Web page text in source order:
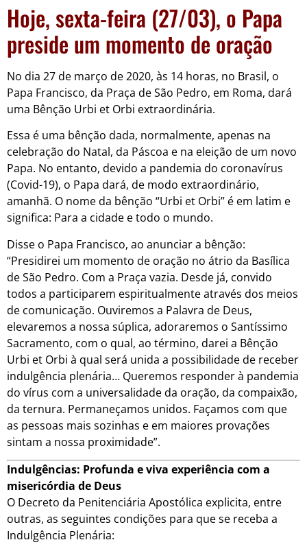
Hoje, sexta-feira (27/03), o Papa
preside um momento de oração
No dia 27 de março de 2020, às 14 horas, no Brasil, o
Papa Francisco, da Praça de São Pedro, em Roma, dará
uma Bênção Urbi et Orbi extraordinária.
Essa é uma bênção dada, normalmente, apenas na
celebração do Natal, da Páscoa e na eleição de um novo
Papa. No entanto, devido a pandemia do coronavírus
(Covid-19), o Papa dará, de modo extraordinário,
amanhã. O nome da bênção “Urbi et Orbi” é em latim e
significa: Para a cidade e todo o mundo.
Disse o Papa Francisco, ao anunciar a bênção:
“Presidirei um momento de oração no átrio da Basílica
de São Pedro. Com a Praça vazia. Desde já, convido
todos a participarem espiritualmente através dos meios
de comunicação. Ouviremos a Palavra de Deus,
elevaremos a nossa súplica, adoraremos o Santíssimo
Sacramento, com o qual, ao término, darei a Bênção
Urbi et Orbi à qual será unida a possibilidade de receber
indulgência plenária… Queremos responder à pandemia
do vírus com a universalidade da oração, da compaixão,
da ternura. Permaneçamos unidos. Façamos com que
as pessoas mais sozinhas e em maiores provações
sintam a nossa proximidade”.
Indulgências: Profunda e viva experiência com a
misericórdia de Deus
O Decreto da Penitenciária Apostólica explicita, entre
outras, as seguintes condições para que se receba a
Indulgência Plenária: